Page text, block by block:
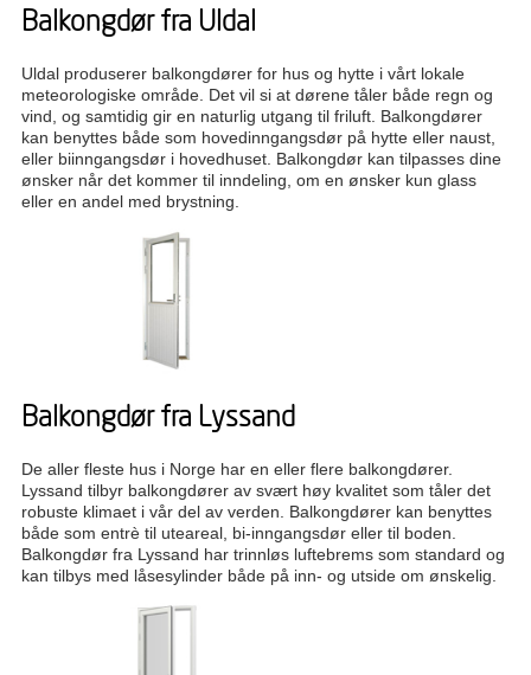
Balkongdør fra Uldal
Uldal produserer balkongdører for hus og hytte i vårt lokale
meteorologiske område. Det vil si at dørene tåler både regn og
vind, og samtidig gir en naturlig utgang til friluft. Balkongdører
kan benyttes både som hovedinngangsdør på hytte eller naust,
eller biinngangsdør i hovedhuset. Balkongdør kan tilpasses dine
ønsker når det kommer til inndeling, om en ønsker kun glass
eller en andel med brystning.
Balkongdør fra Lyssand
De aller fleste hus i Norge har en eller flere balkongdører.
Lyssand tilbyr balkongdører av svært høy kvalitet som tåler det
robuste klimaet i vår del av verden. Balkongdører kan benyttes
både som entrè til uteareal, bi-inngangsdør eller til boden.
Balkongdør fra Lyssand har trinnløs luftebrems som standard og
kan tilbys med låsesylinder både på inn- og utside om ønskelig.